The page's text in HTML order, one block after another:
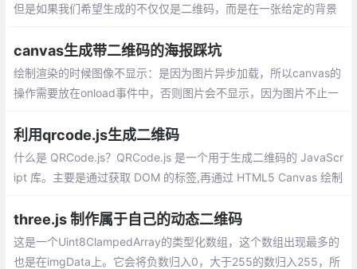
但是如果我们希望生成的不仅仅是二维码，而是在一张给定的背景
于其它一些包来实现。
canvas生成带二维码的海报踩坑
绘制渲染的时候图像不显示：是因为图片异步加载，所以canvas的
操作需要放在onload事件中，否则图片会不显示，因为图片不止一
利用qrcode.js生成二维码
什么是 QRCode.js？QRCode.js 是一个用于生成二维码的 JavaScr
ipt 库。主要是通过获取 DOM 的标签,再通过 HTML5 Canvas 绘制
three.js 制作属于自己的动态二维码
这是一个Uint8ClampedArray的类型化数组，这个数组出现最多的
也是在imgData上。它会将负数归入0，大于255的数归入255，所